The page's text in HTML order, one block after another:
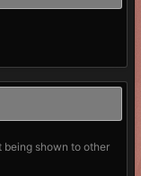
shown to other